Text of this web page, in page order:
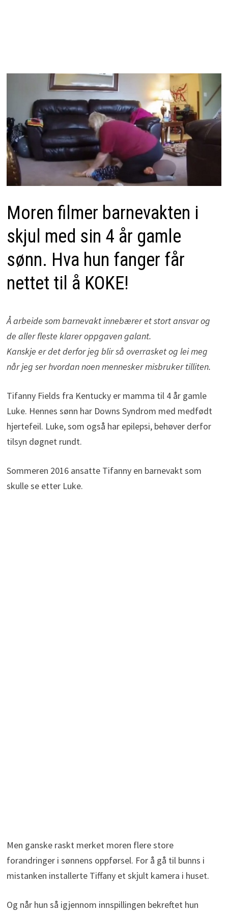
Moren filmer barnevakten i
skjul med sin 4 år gamle
sønn. Hva hun fanger får
nettet til å KOKE!
Å arbeide som barnevakt innebærer et stort ansvar og
de aller fleste klarer oppgaven galant.
Kanskje er det derfor jeg blir så overrasket og lei meg
når jeg ser hvordan noen mennesker misbruker tilliten.
Tifanny Fields fra Kentucky er mamma til 4 år gamle
Luke. Hennes sønn har Downs Syndrom med medfødt
hjertefeil. Luke, som også har epilepsi, behøver derfor
tilsyn døgnet rundt.
Sommeren 2016 ansatte Tifanny en barnevakt som
skulle se etter Luke.
Men ganske raskt merket moren flere store
forandringer i sønnens oppførsel. For å gå til bunns i
mistanken installerte Tiffany et skjult kamera i huset.
Og når hun så igjennom innspillingen bekreftet hun